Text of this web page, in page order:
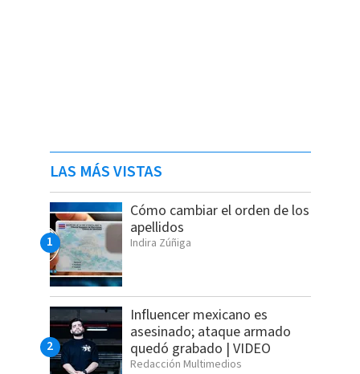
LAS MÁS VISTAS
Cómo cambiar el orden de los
apellidos
Indira Zúñiga
Influencer mexicano es
asesinado; ataque armado
quedó grabado | VIDEO
Redacción Multimedios